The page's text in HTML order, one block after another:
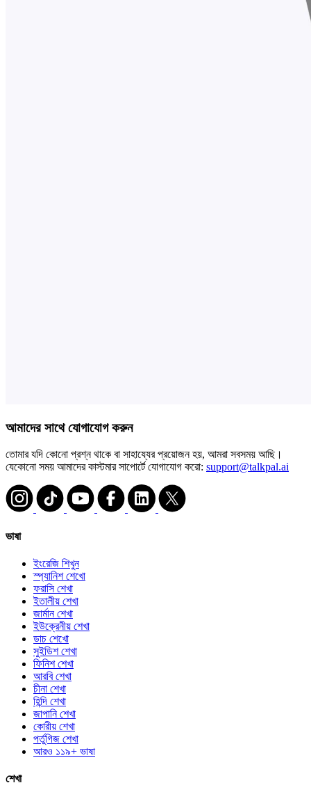
আমাদের সাথে যোগাযোগ করুন
তোমার যদি কোনো প্রশ্ন থাকে বা সাহায্যের প্রয়োজন হয়, আমরা সবসময় আছি।
যেকোনো সময় আমাদের কাস্টমার সাপোর্টে যোগাযোগ করো: support@talkpal.ai
ভাষা
ইংরেজি শিখুন
স্প্যানিশ শেখো
ফরাসি শেখা
ইতালীয় শেখা
জার্মান শেখা
ইউক্রেনীয় শেখা
ডাচ শেখো
সুইডিশ শেখা
ফিনিশ শেখা
আরবি শেখা
চীনা শেখা
হিন্দি শেখা
জাপানি শেখা
কোরীয় শেখা
পর্তুগিজ শেখা
আরও ১১৯+ ভাষা
শেখা